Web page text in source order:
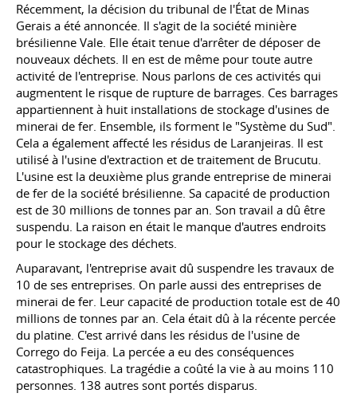
Récemment, la décision du tribunal de l'État de Minas
Gerais a été annoncée. Il s'agit de la société minière
brésilienne Vale. Elle était tenue d'arrêter de déposer de
nouveaux déchets. Il en est de même pour toute autre
activité de l'entreprise. Nous parlons de ces activités qui
augmentent le risque de rupture de barrages. Ces barrages
appartiennent à huit installations de stockage d'usines de
minerai de fer. Ensemble, ils forment le "Système du Sud".
Cela a également affecté les résidus de Laranjeiras. Il est
utilisé à l'usine d'extraction et de traitement de Brucutu.
L'usine est la deuxième plus grande entreprise de minerai
de fer de la société brésilienne. Sa capacité de production
est de 30 millions de tonnes par an. Son travail a dû être
suspendu. La raison en était le manque d'autres endroits
pour le stockage des déchets.
Auparavant, l'entreprise avait dû suspendre les travaux de
10 de ses entreprises. On parle aussi des entreprises de
minerai de fer. Leur capacité de production totale est de 40
millions de tonnes par an. Cela était dû à la récente percée
du platine. C'est arrivé dans les résidus de l'usine de
Corrego do Feija. La percée a eu des conséquences
catastrophiques. La tragédie a coûté la vie à au moins 110
personnes. 138 autres sont portés disparus.